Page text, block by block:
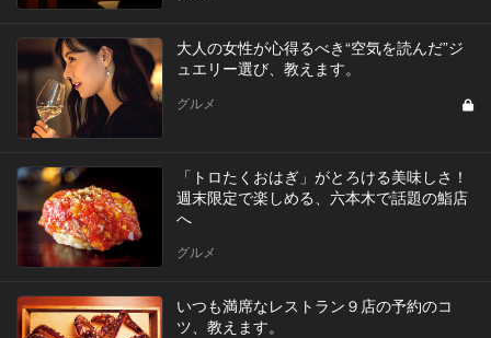
大人の女性が心得るべき“空気を読んだ”ジ
ュエリー選び、教えます。
グルメ
「トロたくおはぎ」がとろける美味しさ！
週末限定で楽しめる、六本木で話題の鮨店
へ
グルメ
いつも満席なレストラン９店の予約のコ
ツ、教えます。